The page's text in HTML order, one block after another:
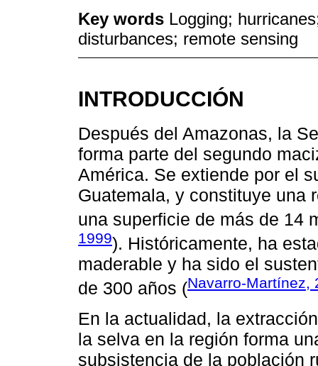
Key words Logging;
disturbances; remote sensing
INTRODUCCIÓN
Después del Amazonas, la
forma parte del segundo
América. Se extiende por el
Guatemala, y constituye una
una superficie de más de 14
1999). Históricamente, ha
maderable y ha sido el
de 300 años (Navarro-Martínez,
En la actualidad, la
la selva en la región forma
subsistencia de la población